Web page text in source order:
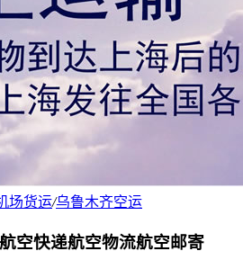
场货运/乌鲁木齐空运
空快递航空物流航空邮寄